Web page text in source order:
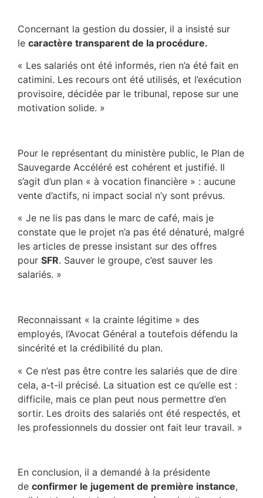
Concernant la gestion du dossier, il a insisté sur
le caractère transparent de la procédure.
« Les salariés ont été informés, rien n’a été fait en
catimini. Les recours ont été utilisés, et l’exécution
provisoire, décidée par le tribunal, repose sur une
motivation solide. »
Pour le représentant du ministère public, le Plan de
Sauvegarde Accéléré est cohérent et justifié. Il
s’agit d’un plan « à vocation financière » : aucune
vente d’actifs, ni impact social n’y sont prévus.
« Je ne lis pas dans le marc de café, mais je
constate que le projet n’a pas été dénaturé, malgré
les articles de presse insistant sur des offres
pour SFR. Sauver le groupe, c’est sauver les
salariés. »
Reconnaissant « la crainte légitime » des
employés, l’Avocat Général a toutefois défendu la
sincérité et la crédibilité du plan.
« Ce n’est pas être contre les salariés que de dire
cela, a-t-il précisé. La situation est ce qu’elle est :
difficile, mais ce plan peut nous permettre d’en
sortir. Les droits des salariés ont été respectés, et
les professionnels du dossier ont fait leur travail. »
En conclusion, il a demandé à la présidente
de confirmer le jugement de première instance,